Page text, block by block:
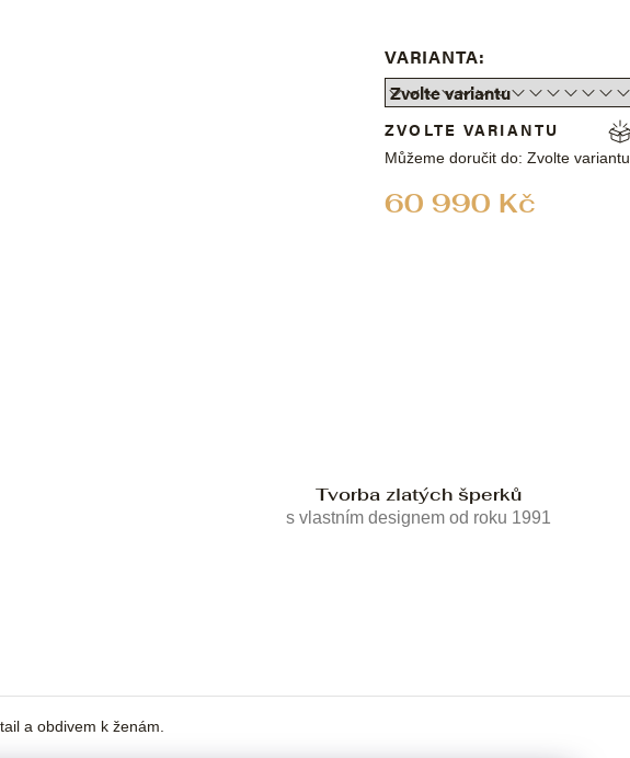
VARIANTA:
60 990 Kč
ZVOLTE VARIANTU
Můžeme doručit do: Zvolte variantu
Tvorba zlatých šperků
s vlastním designem od roku 1991
a obdivem k ženám.